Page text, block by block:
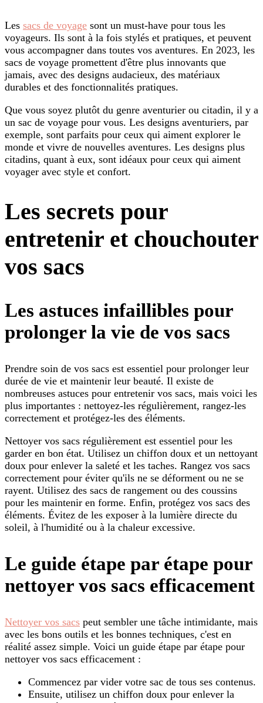
Les sacs de voyage sont un must-have pour tous les
voyageurs. Ils sont à la fois stylés et pratiques, et peuvent
vous accompagner dans toutes vos aventures. En 2023, les
sacs de voyage promettent d'être plus innovants que
jamais, avec des designs audacieux, des matériaux
durables et des fonctionnalités pratiques.
Que vous soyez plutôt du genre aventurier ou citadin, il y a
un sac de voyage pour vous. Les designs aventuriers, par
exemple, sont parfaits pour ceux qui aiment explorer le
monde et vivre de nouvelles aventures. Les designs plus
citadins, quant à eux, sont idéaux pour ceux qui aiment
voyager avec style et confort.
Les secrets pour
entretenir et chouchouter
vos sacs
Les astuces infaillibles pour
prolonger la vie de vos sacs
Prendre soin de vos sacs est essentiel pour prolonger leur
durée de vie et maintenir leur beauté. Il existe de
nombreuses astuces pour entretenir vos sacs, mais voici les
plus importantes : nettoyez-les régulièrement, rangez-les
correctement et protégez-les des éléments.
Nettoyer vos sacs régulièrement est essentiel pour les
garder en bon état. Utilisez un chiffon doux et un nettoyant
doux pour enlever la saleté et les taches. Rangez vos sacs
correctement pour éviter qu'ils ne se déforment ou ne se
rayent. Utilisez des sacs de rangement ou des coussins
pour les maintenir en forme. Enfin, protégez vos sacs des
éléments. Évitez de les exposer à la lumière directe du
soleil, à l'humidité ou à la chaleur excessive.
Le guide étape par étape pour
nettoyer vos sacs efficacement
Nettoyer vos sacs peut sembler une tâche intimidante, mais
avec les bons outils et les bonnes techniques, c'est en
réalité assez simple. Voici un guide étape par étape pour
nettoyer vos sacs efficacement :
Commencez par vider votre sac de tous ses contenus.
Ensuite, utilisez un chiffon doux pour enlever la